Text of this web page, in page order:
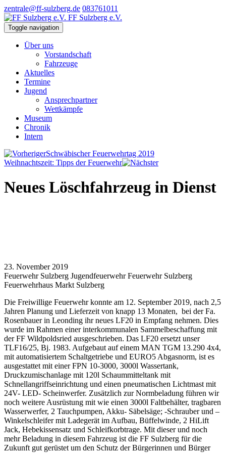
zentrale@ff-sulzberg.de 083761011
FF Sulzberg e.V.
Toggle navigation
Über uns
Vorstandschaft
Fahrzeuge
Aktuelles
Termine
Jugend
Ansprechpartner
Wettkämpfe
Museum
Chronik
Intern
Schwäbischer Feuerwehrtag 2019
Weihnachtszeit: Tipps der Feuerwehr
Neues Löschfahrzeug in Dienst
23. November 2019
Feuerwehr Sulzberg JugendfeuerwehrFeuerwehr Sulzberg
Feuerwehrhaus Markt Sulzberg
Die Freiwillige Feuerwehr konnte am 12. September 2019, nach 2,5
Jahren Planung und Lieferzeit von knapp 13 Monaten, bei der Fa.
Rosenbauer in Leonding ihr neues LF20 in Empfang nehmen. Dies
wurde im Rahmen einer interkommunalen Sammelbeschaffung mit
der FF Wildpoldsried ausgeschrieben. Das LF20 ersetzt unser
TLF16/25, Bj. 1983. Aufgebaut auf einem MAN TGM 13.290 4x4,
mit automatisiertem Schaltgetriebe und EURO5 Abgasnorm, ist es
ausgestattet mit einer FPN 10-3000, 3000l Wassertank,
Druckzumischanlage mit 120l Schaummitteltank mit
Schnellangriffseinrichtung und einen pneumatischen Lichtmast mit
24V- LED- Scheinwerfer. Zusätzlich zur Normbeladung führen wir
noch weitere Ausrüstung mit wie einen 3000l Faltbehälter, tragbaren
Wasserwerfer, 2 Tauchpumpen, Akku- Säbelsäge; -Schrauber und –
Winkelschleifer mit Ladegerät im Aufbau, Büffelwinde, 2 HiLift
Jack, Hebekissensatz und Schleifkorbtrage. Mit dieser und noch
mehr Beladung in diesem Fahrzeug ist die FF Sulzberg für die
Zukunft gut gerüstet um den Schutz der Bürgerinnen und Bürger